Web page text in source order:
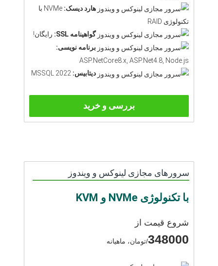
هارد دیسک:
NVMe با
تکنولوژی RAID
گواهینامه SSL:
رایگان!
برنامه نویسی:
ASP.NetCore8.x, ASP.Net4.8, Node.js
دیتابیس: MSSQL 2022
بررسی و خرید
سرورهای مجازی لینوکس و ویندوز
با تکنولوژی NVMe و KVM
شروع قیمت از
348000/تومان، ماهیانه